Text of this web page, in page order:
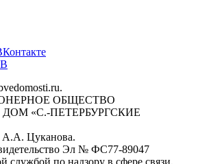
ОБЩЕСТВО
«С.-ПЕТЕРБУРГСКИЕ
А.А. Цуканова.
Эл № ФС77-89047